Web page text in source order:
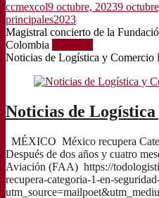
ccmexcol9 octubre, 20239
principales2023
Magistral concierto de la
Colombia
Noticias de Logística y Comercio
Noticias de
MÉXICO México recupera
Después de dos años y cuatro
Aviación (FAA) https://
recupera-categoria-1-en-